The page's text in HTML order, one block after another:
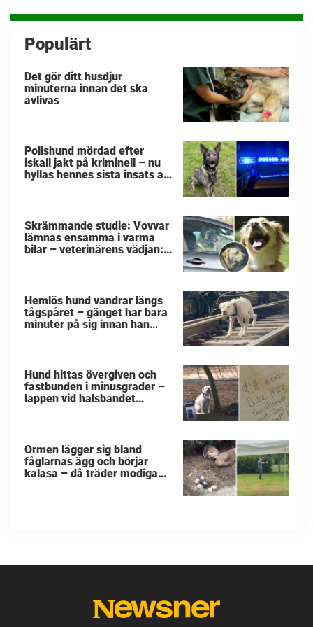
Populärt
Det gör ditt husdjur
minuterna innan det ska
avlivas
Polishund mördad efter
iskall jakt på kriminell – nu
hyllas hennes sista insats av
Skrämmande studie: Vovvar
lämnas ensamma i varma
bilar – veterinärens vädjan:
Hemlös hund vandrar längs
tågspåret – gänget har bara
minuter på sig innan han
Hund hittas övergiven och
fastbunden i minusgrader –
lappen vid halsbandet
Ormen lägger sig bland
fåglarnas ägg och börjar
kalasa – då träder modiga